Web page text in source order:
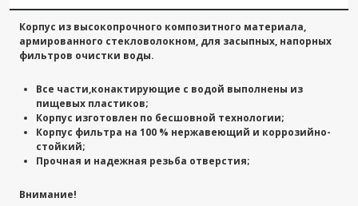
Корпус из высокопрочного композитного материала,
армированного стекловолокном, для засыпных, напорных
фильтров очистки воды.
Все части,конактирующие с водой выполнены из
пищевых пластиков;
Корпус изготовлен по бесшовной технологии;
Корпус фильтра на 100 % нержавеющий и коррозийно-
стойкий;
Прочная и надежная резьба отверстия;
Внимание!